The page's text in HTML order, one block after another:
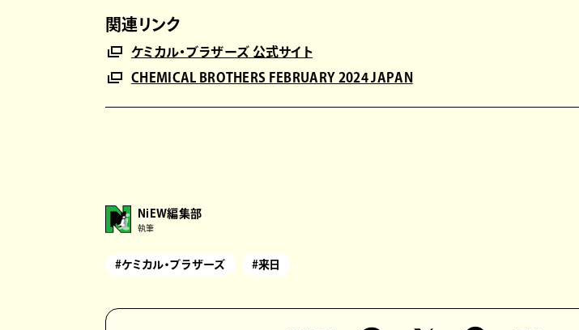
関連リンク
ケミカル・ブラザーズ 公式サイト
CHEMICAL BROTHERS FEBRUARY 2024 JAPAN
NiEW編集部
執筆
#ケミカル・ブラザーズ #来日